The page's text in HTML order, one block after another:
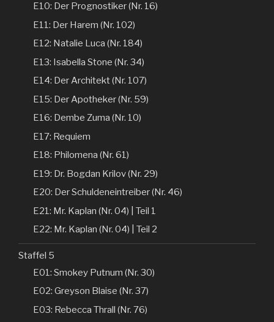
E10: Der Prognostiker (Nr. 16)
E11: Der Harem (Nr. 102)
E12: Natalie Luca (Nr. 184)
E13: Isabella Stone (Nr. 34)
E14: Der Architekt (Nr. 107)
E15: Der Apotheker (Nr. 59)
E16: Dembe Zuma (Nr. 10)
E17: Requiem
E18: Philomena (Nr. 61)
E19: Dr. Bogdan Krilov (Nr. 29)
E20: Der Schuldeneintreiber (Nr. 46)
E21: Mr. Kaplan (Nr. 04) | Teil 1
E22: Mr. Kaplan (Nr. 04) | Teil 2
Staffel 5
E01: Smokey Putnum (Nr. 30)
E02: Greyson Blaise (Nr. 37)
E03: Rebecca Thrall (Nr. 76)